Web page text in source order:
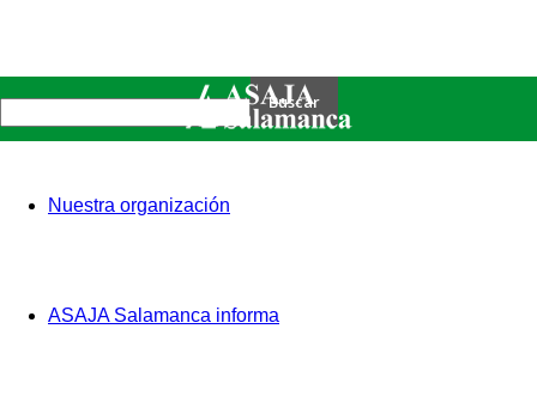
Nuestra organización
ASAJA Salamanca informa